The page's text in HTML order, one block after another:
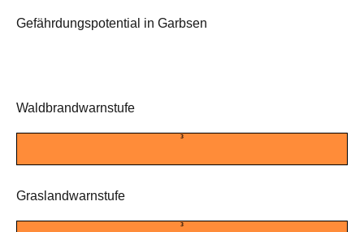
Gefährdungspotential in Garbsen
Waldbrandwarnstufe
3
Graslandwarnstufe
3